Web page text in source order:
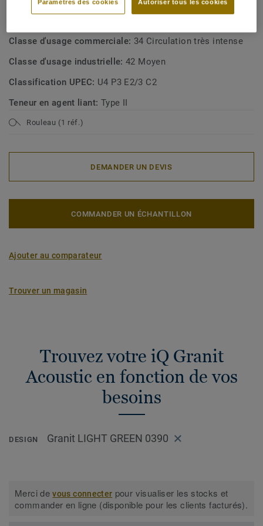
Type de revêtement de sol:
Homogeneous vinyl flooring
Classe d'usage commerciale: 34 Circulation très intense
Classe d'usage industrielle:42 Moyen
Classification UPEC: U4 P3 E2/3 C2
Teneur en agent liant: Type II
Rouleau (1 réf.)
DEMANDER UN DEVIS
COMMANDER UN ÉCHANTILLON
Ajouter au comparateur
Trouver un magasin
Trouvez votre iQ Granit
Acoustic en fonction de vos
besoins
DESIGN Granit LIGHT GREEN 0390
Merci devous connecter pour visualiser les stocks et
commander en ligne (disponible pour les clients facturés).
Autoriser tous les cookies
Paramètres des cookies